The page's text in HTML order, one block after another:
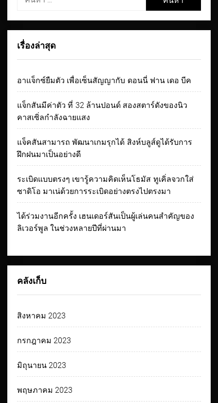
เรื่องล่าสุด
อาแจ็กซ์ยืมตัว เพื่อเซ็นสัญญากับ ดอนนี่ ฟาน เดอ บีค
แจ็กสันมีค่าตัว ที่ 32 ล้านปอนด์ สองสตาร์ดังของนิว
คาสเซิ่ลกำลังฉายแสง
แจ็คสันสามารถ พัฒนาเกมรุกได้ สิงห์บลูส์ดูได้รับการ
ฝึกฝนมาเป็นอย่างดี
ระเบิดแบบตรงๆ เขารู้ความคิดเห็นโธมัส ทูเคิ่ลจวกใส่
ซาดิโอ มาเน่ด้วยการระเบิดอย่างตรงไปตรงมา
ได้ร่วมงานอีกครั้ง เฮนเดอร์สันเป็นผู้เล่นคนสำคัญของ
ลิเวอร์พูล ในช่วงหลายปีที่ผ่านมา
คลังเก็บ
สิงหาคม 2023
กรกฎาคม 2023
มิถุนายน 2023
พฤษภาคม 2023